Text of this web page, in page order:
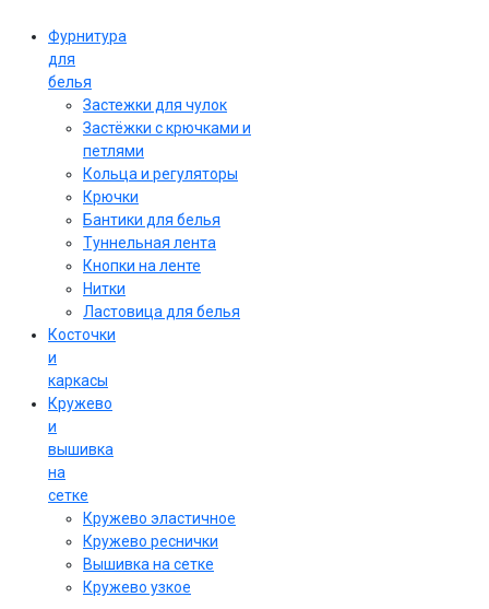
Фурнитура
для
белья
Застежки для чулок
Застёжки с крючками и
петлями
Кольца и регуляторы
Крючки
Бантики для белья
Туннельная лента
Кнопки на ленте
Нитки
Ластовица для белья
Косточки
и
каркасы
Кружево
и
вышивка
на
сетке
Кружево эластичное
Кружево реснички
Вышивка на сетке
Кружево узкое